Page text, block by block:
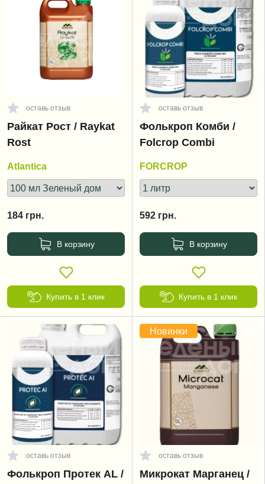
оставь отзыв
Райкат Рост / Raykat
Rost
Atlantica
184 грн.
В корзину
Купить в 1 клик
оставь отзыв
Фолькроп Комби /
Folcrop Combi
FORCROP
592 грн.
В корзину
Купить в 1 клик
оставь отзыв
Фолькроп Протек AL /
Новинки
оставь отзыв
Микрокат Марганец /